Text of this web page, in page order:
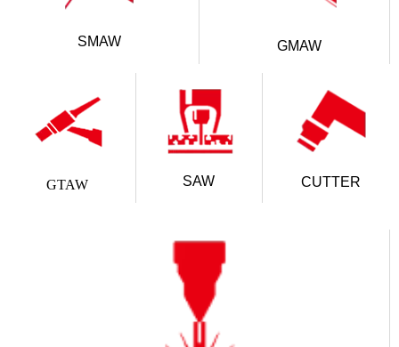
SMAW GMAW
GTAW SAW CUTTER